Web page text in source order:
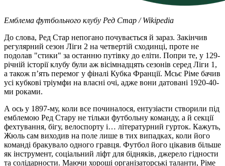
Емблема футбольного клубу Ред Стар / Wikipedia
До слова, Ред Стар непогано почувається й зараз. Закінчив
регулярний сезон Ліги 2 на четвертій сходинці, проте не
подолав "стики" за останню путівку до еліти. Попри те, у 129-
річній історії клубу були аж вісімнадцять сезонів серед Ліги 1,
а також п’ять перемог у фіналі Кубка Франції. Мсьє Ріме бачив
усі кубкові тріумфи на власні очі, адже вони датовані 1920-40-
ми роками.
А ось у 1897-му, коли все починалося, ентузіасти створили під
емблемою Ред Стару не тільки футбольну команду, а й секції
фехтування, бігу, велоспорту і… літературний гурток. Кажуть,
Жюль сам виходив на поле лише в тих випадках, коли його
команді бракувало одного гравця. Футбол його цікавив більше
як інструмент, соціальний ліфт для бідняків, джерело гідности
та солідарности. Маючи хороші організаторські таланти, Ріме